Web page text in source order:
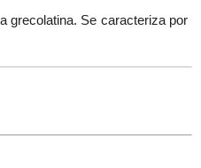
grecolatina. Se caracteriza por